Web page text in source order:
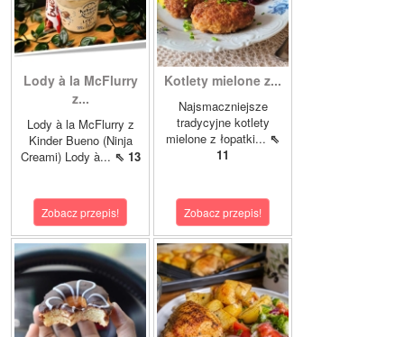
Lody à la McFlurry
z...
Lody à la McFlurry z
Kinder Bueno (Ninja
Creami) Lody à... ⇖ 13
Zobacz przepis!
Kotlety mielone z...
Najsmaczniejsze
tradycyjne kotlety
mielone z łopatki... ⇖
11
Zobacz przepis!